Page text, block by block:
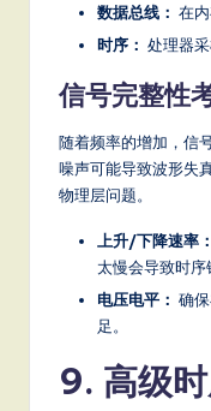
数据总线： 在
时序： 处理器
信号完整性
随着频率的增加，信
噪声可能导致波形失
物理层问题。
上升/下降速率：
太慢会导致时序
电压电平： 确
足。
9. 高级